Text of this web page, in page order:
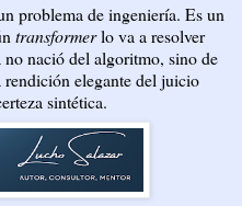
problema de ingeniería. Es un
transformerlo va a resolver
nació del algoritmo, sino de
rendición elegante del juicio
sintética.